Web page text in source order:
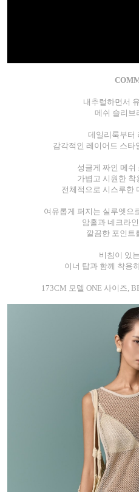
내추럴하면서
메쉬 슬리브
데일리룩부터
감각적인 레이어드 스타
성글게 짜인 메쉬
가볍고 시원한 착
전체적으로 시스루한
여유롭게 퍼지는 실루엣으
암홀과 네크라
깔끔한 포인트
비침이 있
이너 탑과 함께 착용
173CM 모델 ONE 사이즈,